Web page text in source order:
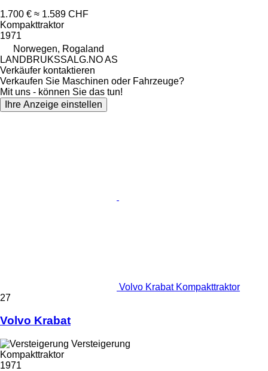
1.700 € ≈ 1.589 CHF
Kompakttraktor
1971
Norwegen, Rogaland
LANDBRUKSSALG.NO AS
Verkäufer kontaktieren
Verkaufen Sie Maschinen oder Fahrzeuge?
Mit uns - können Sie das tun!
Ihre Anzeige einstellen
Volvo Krabat Kompakttraktor
27
Volvo Krabat
Versteigerung
Kompakttraktor
1971